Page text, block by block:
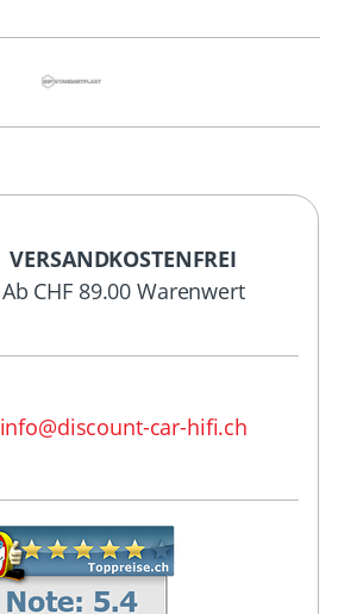
VERSANDKOSTENFREI
Ab CHF 89.00 Warenwert
info@discount-car-hifi.ch